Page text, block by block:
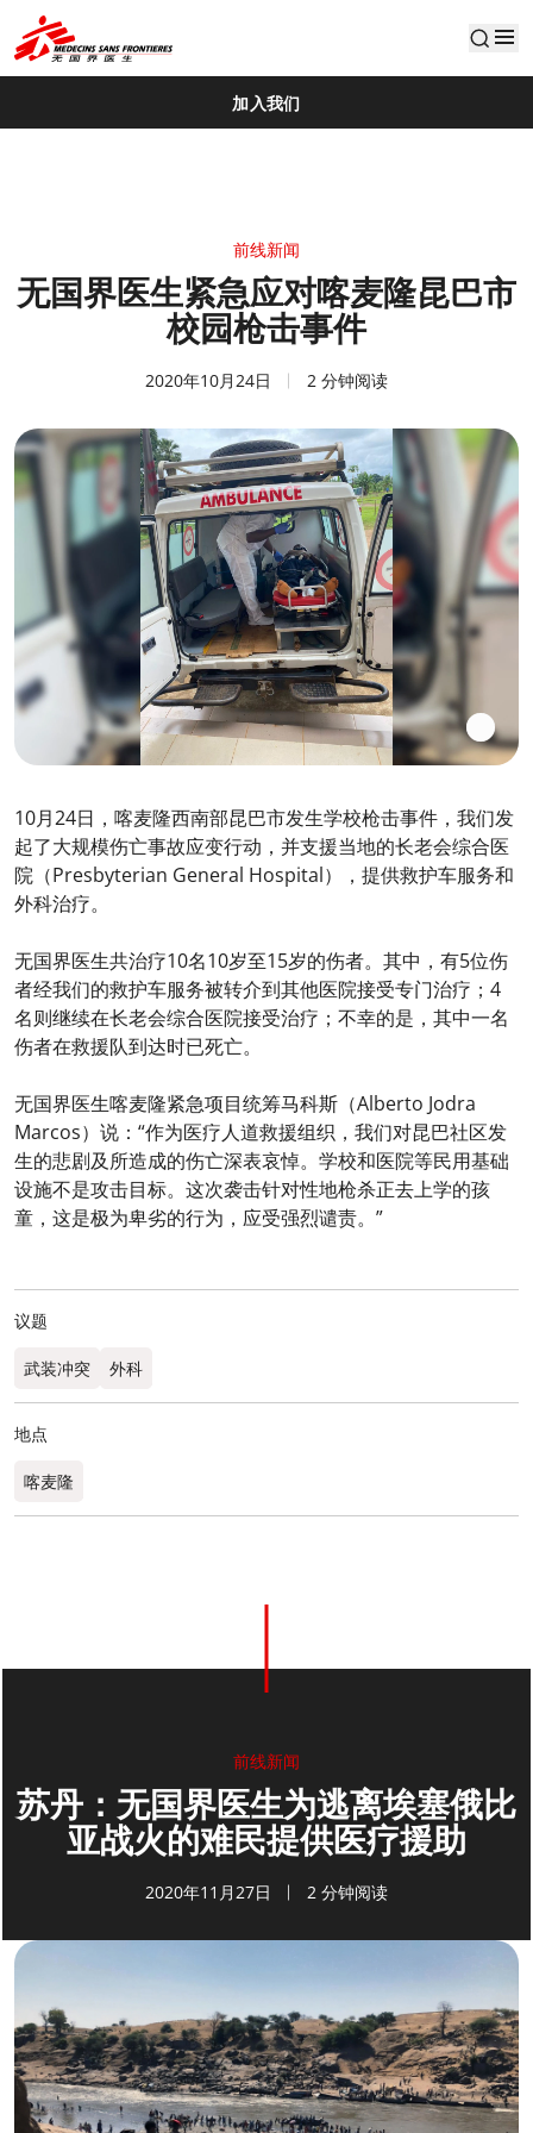
default
加入我们
前线新闻
无国界医生紧急应对喀麦隆昆巴市
校园枪击事件
2020年10月24日 2 分钟阅读
10月24日，喀麦隆西南部昆巴市发生学校枪击事件，我们发
起了大规模伤亡事故应变行动，并支援当地的长老会综合医
院（Presbyterian General Hospital），提供救护车服务和
外科治疗。
无国界医生共治疗10名10岁至15岁的伤者。其中，有5位伤
者经我们的救护车服务被转介到其他医院接受专门治疗；4
名则继续在长老会综合医院接受治疗；不幸的是，其中一名
伤者在救援队到达时已死亡。
无国界医生喀麦隆紧急项目统筹马科斯（Alberto Jodra
Marcos）说：“作为医疗人道救援组织，我们对昆巴社区发
生的悲剧及所造成的伤亡深表哀悼。学校和医院等民用基础
设施不是攻击目标。这次袭击针对性地枪杀正去上学的孩
童，这是极为卑劣的行为，应受强烈谴责。”
议题
武装冲突 外科
地点
喀麦隆
前线新闻
苏丹：无国界医生为逃离埃塞俄比
亚战火的难民提供医疗援助
2020年11月27日 2 分钟阅读